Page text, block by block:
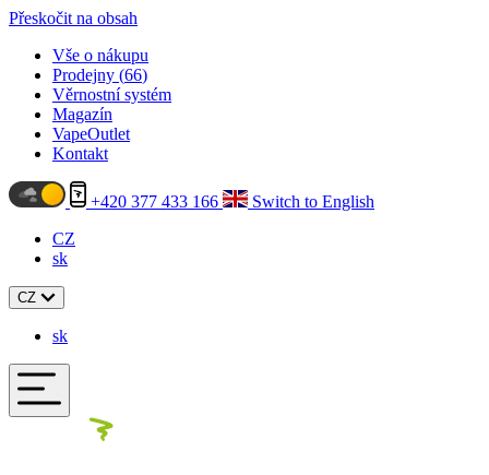
Přeskočit na obsah
Vše o nákupu
Prodejny (66)
Věrnostní systém
Magazín
VapeOutlet
Kontakt
+420 377 433 166
Switch to English
CZ
sk
CZ
sk